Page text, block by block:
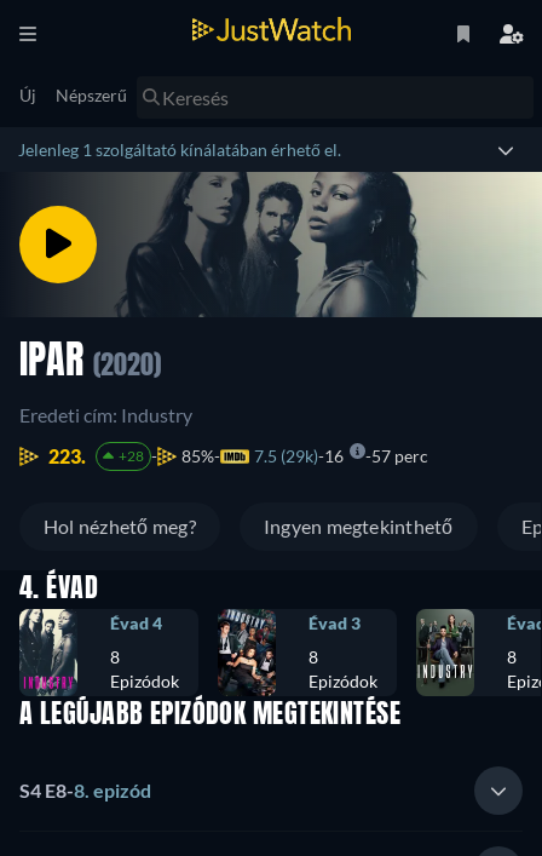
Új Népszerű
Jelenleg 1 szolgáltató kínálatában érhető el.
IPAR (2020)
Eredeti cím: Industry
223.
+28 85% 7.5 (29k) 16 57 perc
Hol nézhető meg? Ingyen megtekinthető
4. ÉVAD
Évad 4
8
Epizódok
Évad 3
8
Epizódok
8
A LEGÚJABB EPIZÓDOK MEGTEKINTÉSE
S4 E8-8. epizód